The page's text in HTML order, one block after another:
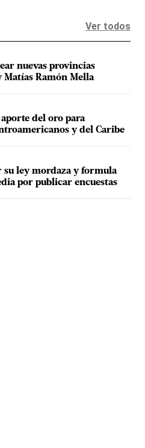
Ver todos
nuevas provincias
Matías Ramón Mella
del oro para
y del Caribe
su ley mordaza y formula
por publicar encuestas